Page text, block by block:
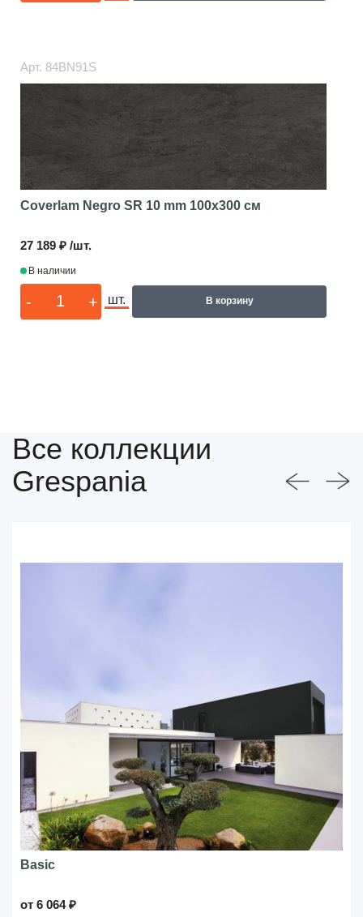
Арт. 84BN91S
Coverlam Negro SR 10 mm 100x300 см
27 189 ₽ /шт.
В наличии
- + шт. В корзину
Все коллекции
Grespania
Basic
от 6 064 ₽